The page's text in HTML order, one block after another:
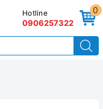
0
Hotline
0906257322